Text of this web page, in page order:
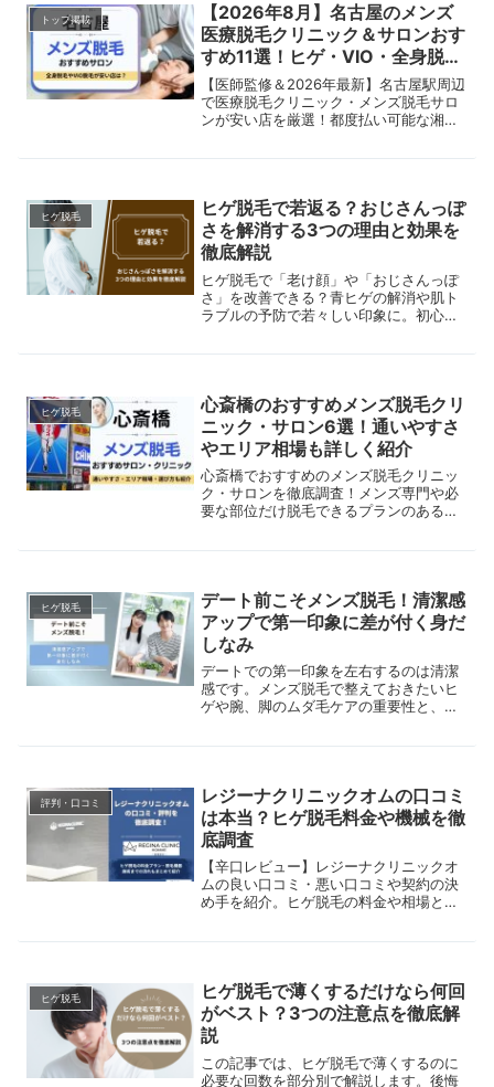
トップ掲載
【2026年8月】名古屋のメンズ
医療脱毛クリニック＆サロンおす
すめ11選！ヒゲ・VIO・全身脱毛
が安い店を比較
【医師監修＆2026年最新】名古屋駅周辺
で医療脱毛クリニック・メンズ脱毛サロ
ンが安い店を厳選！都度払い可能な湘南
ナルをはじめ、名駅・栄にも店舗を構え
しない脱毛店の選び方をはじめ、メンズ
脱毛のメリット＆デメリットを徹底解
説。
ヒゲ脱毛
ヒゲ脱毛で若返る？おじさんっぽ
さを解消する3つの理由と効果を
徹底解説
ヒゲ脱毛で「老け顔」や「おじさんっぽ
さ」を改善できる？青ヒゲの解消や肌ト
ラブルの予防で若々しい印象に。初心者
ヒゲ脱毛
心斎橋のおすすめメンズ脱毛クリ
ニック・サロン6選！通いやすさ
やエリア相場も詳しく紹介
心斎橋でおすすめのメンズ脱毛クリニッ
ク・サロンを徹底調査！メンズ専門や必
要な部位だけ脱毛できるプランのある医
ヒゲ脱毛
デート前こそメンズ脱毛！清潔感
アップで第一印象に差が付く身だ
しなみ
デートでの第一印象を左右するのは清潔
感です。メンズ脱毛で整えておきたいヒ
ゲや腕、脚のムダ毛ケアの重要性と、ベ
評判・口コミ
レジーナクリニックオムの口コミ
は本当？ヒゲ脱毛料金や機械を徹
底調査
【辛口レビュー】レジーナクリニックオ
ムの良い口コミ・悪い口コミや契約の決
め手を紹介。ヒゲ脱毛の料金や相場との
の流れまで網羅しているので、クリニッ
ヒゲ脱毛
ヒゲ脱毛で薄くするだけなら何回
がベスト？3つの注意点を徹底解
説
この記事では、ヒゲ脱毛で薄くするのに
必要な回数を部分別で解説します。後悔